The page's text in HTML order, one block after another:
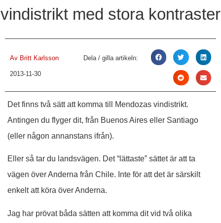
vindistrikt med stora kontraster
Av Britt Karlsson
2013-11-30
Dela / gilla artikeln:
Det finns två sätt att komma till Mendozas vindistrikt.
Antingen du flyger dit, från Buenos Aires eller Santiago
(eller någon annanstans ifrån).
Eller så tar du landsvägen. Det “lättaste” sättet är att ta
vägen över Anderna från Chile. Inte för att det är särskilt
enkelt att köra över Anderna.
Jag har prövat båda sätten att komma dit vid två olika